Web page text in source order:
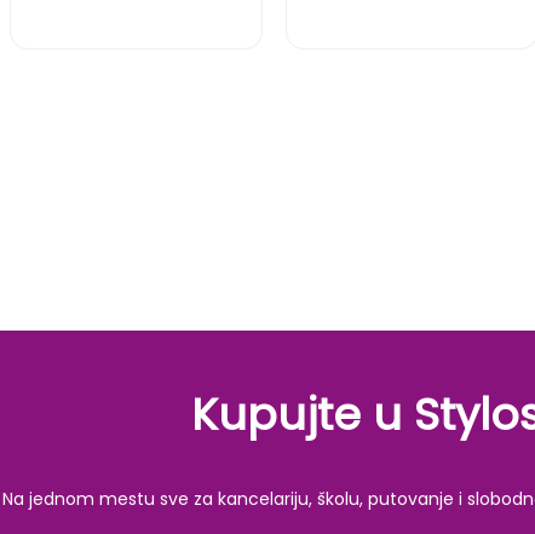
Kupujte u
Na jednom mestu sve za kancelariju, školu, putovanje i